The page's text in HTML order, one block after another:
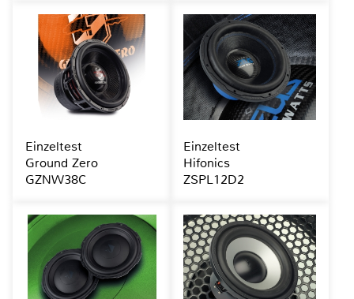
Einzeltest
Ground Zero
GZNW38C
Einzeltest
Hifonics
ZSPL12D2